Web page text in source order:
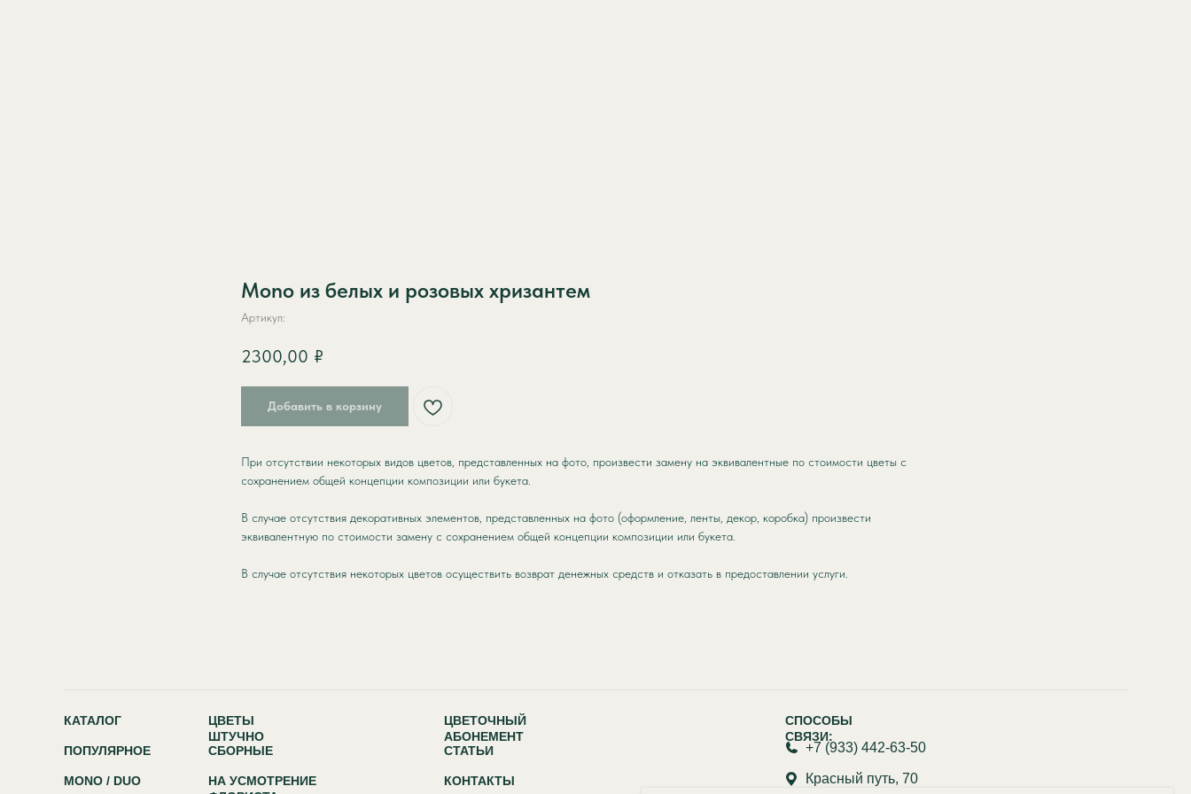
Mono из белых и розовых хризантем
Артикул:
2300,00 ₽
Добавить в корзину
При отсутствии некоторых видов цветов, представленных на фото, произвести замену на эквивалентные по стоимости цветы с
сохранением общей концепции композиции или букета.
В случае отсутствия декоративных элементов, представленных на фото (оформление, ленты, декор, коробка) произвести
эквивалентную по стоимости замену с сохранением общей концепции композиции или букета.
В случае отсутствия некоторых цветов осуществить возврат денежных средств и отказать в предоставлении услуги.
КАТАЛОГ
ПОПУЛЯРНОЕ
MONO / DUO
ЦВЕТЫ
ШТУЧНО
СБОРНЫЕ
НА УСМОТРЕНИЕ
ЦВЕТОЧНЫЙ
АБОНЕМЕНТ
СТАТЬИ
КОНТАКТЫ
СПОСОБЫ
СВЯЗИ:
+7 (933) 442-63-50
Красный путь, 70